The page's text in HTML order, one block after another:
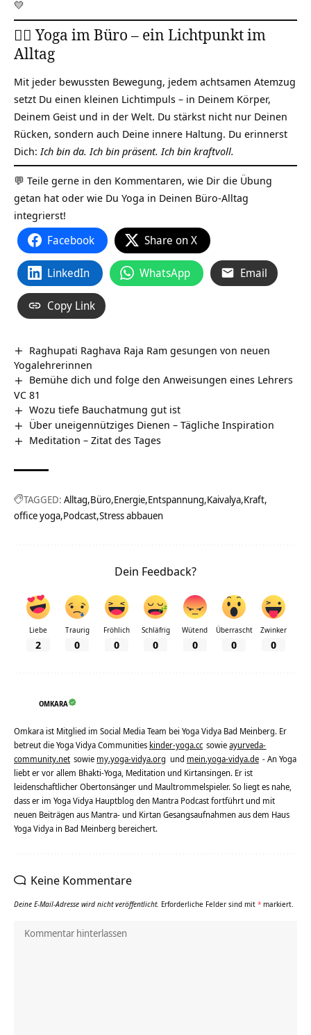
💛
🧘‍♀️ Yoga im Büro – ein Lichtpunkt im
Alltag
Mit jeder bewussten Bewegung, jedem achtsamen Atemzug
setzt Du einen kleinen Lichtimpuls – in Deinem Körper,
Deinem Geist und in der Welt. Du stärkst nicht nur Deinen
Rücken, sondern auch Deine innere Haltung. Du erinnerst
Dich: Ich bin da. Ich bin präsent. Ich bin kraftvoll.
💬 Teile gerne in den Kommentaren, wie Dir die Übung
getan hat oder wie Du Yoga in Deinen Büro-Alltag
integrierst!
Facebook Share on X
LinkedIn WhatsApp Email
Copy Link
Raghupati Raghava Raja Ram gesungen von neuen
Yogalehrerinnen
Bemühe dich und folge den Anweisungen eines Lehrers
VC 81
Wozu tiefe Bauchatmung gut ist
Über uneigennütziges Dienen – Tägliche Inspiration
Meditation – Zitat des Tages
TAGGED: Alltag Büro Energie Entspannung Kaivalya Kraft
office yoga Podcast Stress abbauen
Dein Feedback?
Liebe
2
Traurig
0
Fröhlich
0
Schläfrig
0
Wütend
0
Überrascht
0
Zwinker
0
OMKARA
Omkara ist Mitglied im Social Media Team bei Yoga Vidya Bad Meinberg. Er
betreut die Yoga Vidya Communities kinder-yoga.cc sowieayurveda-
community.net sowie my.yoga-vidya.org und mein.yoga-vidya.de - An Yoga
liebt er vor allem Bhakti-Yoga, Meditation und Kirtansingen. Er ist
leidenschaftlicher Obertonsänger und Maultrommelspieler. So liegt es nahe,
dass er im Yoga Vidya Hauptblog den Mantra Podcast fortführt und mit
neuen Beiträgen aus Mantra- und Kirtan Gesangsaufnahmen aus dem Haus
Yoga Vidya in Bad Meinberg bereichert.
Keine Kommentare
Deine E-Mail-Adresse wird nicht veröffentlicht. Erforderliche Felder sind mit * markiert.